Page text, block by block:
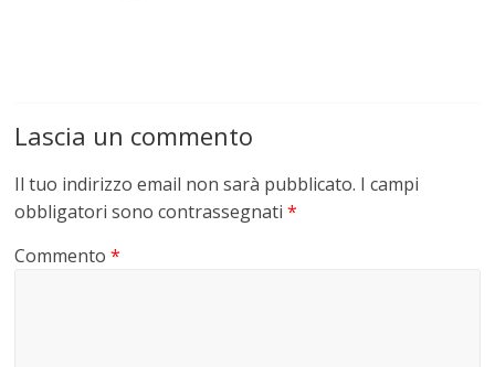
Lascia un commento
Il tuo indirizzo email non sarà pubblicato. I campi
obbligatori sono contrassegnati*
Commento*